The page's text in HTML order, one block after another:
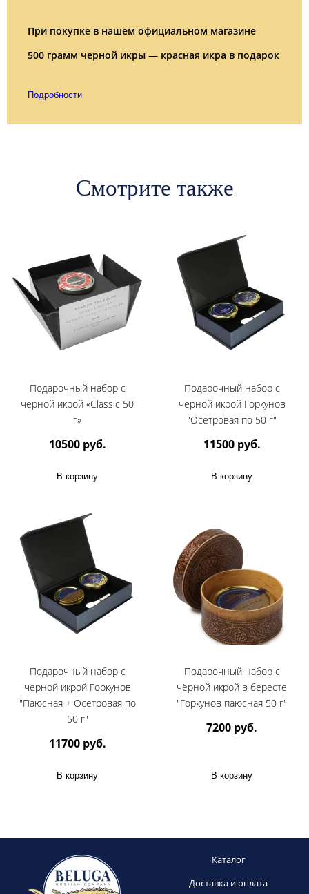
При покупке в нашем официальном магазине
500 грамм черной икры — красная икра в подарок
Подробности
Смотрите также
Подарочный набор c
черной икрой «Classic 50
г»
10500 руб.
В корзину
Подарочный набор с
черной икрой Горкунов
"Осетровая по 50 г"
11500 руб.
В корзину
Подарочный набор с
черной икрой Горкунов
"Паюсная + Осетровая по
50 г"
11700 руб.
В корзину
Подарочный набор с
чёрной икрой в бересте
"Горкунов паюсная 50 г"
7200 руб.
В корзину
Каталог
Доставка и оплата